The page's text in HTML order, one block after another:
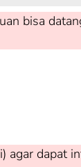
bisa
agar dapat